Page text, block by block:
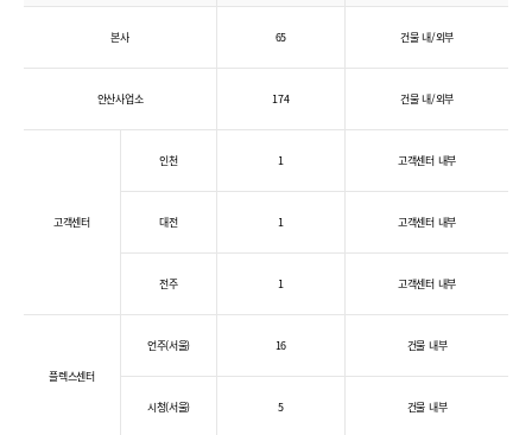
본사 65 건물 내/외부
안산사업소 174 건물 내/외부
고객센터
인천 1 고객센터 내부
대전 1 고객센터 내부
전주 1 고객센터 내부
플렉스센터
언주(서울) 16 건물 내부
시청(서울) 5 건물 내부